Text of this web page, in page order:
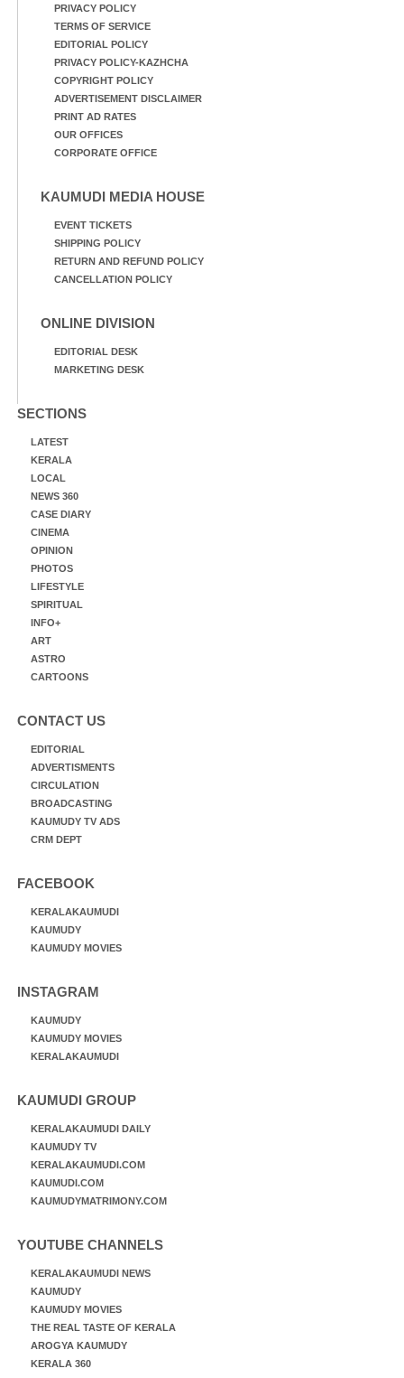
PRIVACY POLICY
TERMS OF SERVICE
EDITORIAL POLICY
PRIVACY POLICY-KAZHCHA
COPYRIGHT POLICY
ADVERTISEMENT DISCLAIMER
PRINT AD RATES
OUR OFFICES
CORPORATE OFFICE
KAUMUDI MEDIA HOUSE
EVENT TICKETS
SHIPPING POLICY
RETURN AND REFUND POLICY
CANCELLATION POLICY
ONLINE DIVISION
EDITORIAL DESK
MARKETING DESK
SECTIONS
LATEST
KERALA
LOCAL
NEWS 360
CASE DIARY
CINEMA
OPINION
PHOTOS
LIFESTYLE
SPIRITUAL
INFO+
ART
ASTRO
CARTOONS
CONTACT US
EDITORIAL
ADVERTISMENTS
CIRCULATION
BROADCASTING
KAUMUDY TV ADS
CRM DEPT
FACEBOOK
KERALAKAUMUDI
KAUMUDY
KAUMUDY MOVIES
INSTAGRAM
KAUMUDY
KAUMUDY MOVIES
KERALAKAUMUDI
KAUMUDI GROUP
KERALAKAUMUDI DAILY
KAUMUDY TV
KERALAKAUMUDI.COM
KAUMUDI.COM
KAUMUDYMATRIMONY.COM
YOUTUBE CHANNELS
KERALAKAUMUDI NEWS
KAUMUDY
KAUMUDY MOVIES
THE REAL TASTE OF KERALA
AROGYA KAUMUDY
KERALA 360